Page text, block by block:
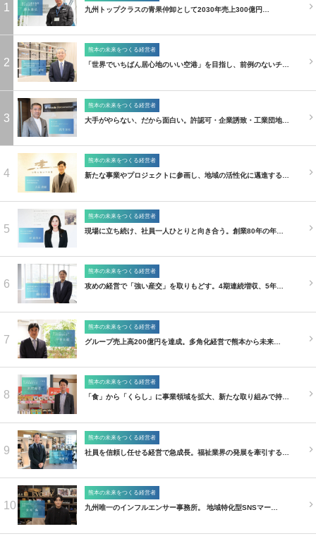
1 九州トップクラスの青果仲卸として2030年売上300億円…
2
熊本の未来をつくる経営者
「世界でいちばん居心地のいい空港」を目指し、前例のないチ…
3
熊本の未来をつくる経営者
大手がやらない、だから面白い。許認可・企業誘致・工業団地…
4
熊本の未来をつくる経営者
新たな事業やプロジェクトに参画し、地域の活性化に邁進する…
5
熊本の未来をつくる経営者
現場に立ち続け、社員一人ひとりと向き合う。創業80年の年…
6
熊本の未来をつくる経営者
攻めの経営で「強い産交」を取りもどす。4期連続増収、5年…
7
熊本の未来をつくる経営者
グループ売上高200億円を達成。多角化経営で熊本から未来…
8
熊本の未来をつくる経営者
「食」から「くらし」に事業領域を拡大、新たな取り組みで持…
9
熊本の未来をつくる経営者
社員を信頼し任せる経営で急成長。福祉業界の発展を牽引する…
10
熊本の未来をつくる経営者
九州唯一のインフルエンサー事務所。 地域特化型SNSマー…